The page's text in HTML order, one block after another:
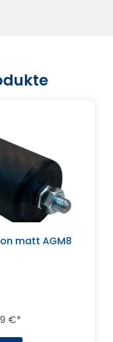
matt AGM8
€